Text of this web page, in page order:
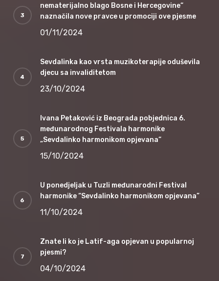
nematerijalno blago Bosne i Hercegovine“
naznačila nove pravce u promociji ove pjesme
01/11/2024
Sevdalinka kao vrsta muzikoterapije oduševila
djecu sa invaliditetom
23/10/2024
Ivana Petaković iz Beograda pobjednica 6.
međunarodnog Festivala harmonike
„Sevdalinko harmonikom opjevana“
15/10/2024
U ponedjeljak u Tuzli međunarodni Festival
harmonike “Sevdalinko harmonikom opjevana”
11/10/2024
Znate li ko je Latif-aga opjevan u popularnoj
pjesmi?
04/10/2024